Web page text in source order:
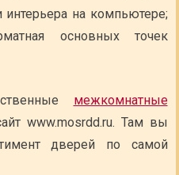
интерьера на компьютере;
основных точек
межкомнатные
www.mosrdd.ru. Там вы
дверей по самой